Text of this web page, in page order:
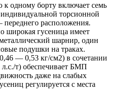
к одному борту включает семь
торсионной
расположения.
широкая гусеница имеет
шарнир, один
подушки на траках.
— 0,53 кг/см2) в сочетании
т) обеспечивает БМП
даже на слабых
регулируется с места